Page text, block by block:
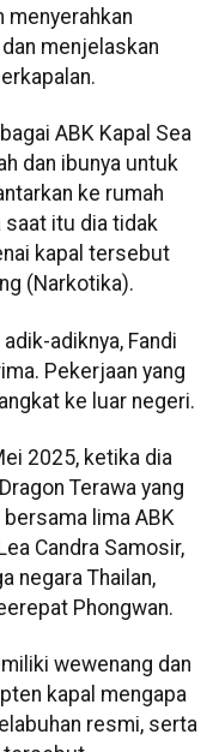
menyerahkan
menjelaskan
ABK Kapal Sea
dan ibunya untuk
ke rumah
saat itu dia tidak
kapal tersebut
(Narkotika).
adiknya, Fandi
Pekerjaan yang
ke luar negeri.
2025, ketika dia
Terawa yang
lima ABK
Candra Samosir,
negara Thailan,
Phongwan.
wewenang dan
kapal mengapa
resmi, serta